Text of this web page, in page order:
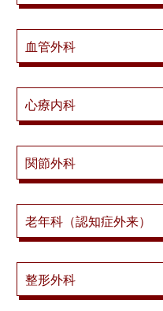
血管外科
心療内科
関節外科
老年科（認知症外来）
整形外科